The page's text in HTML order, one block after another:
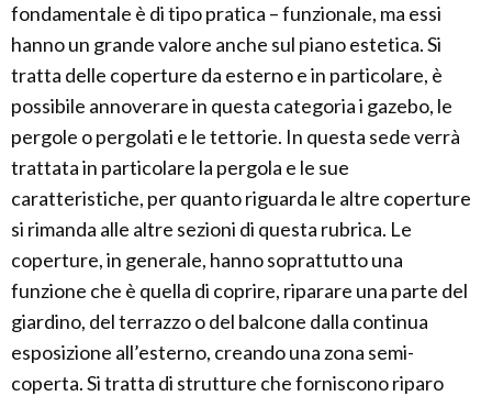
fondamentale è di tipo pratica – funzionale, ma essi
hanno un grande valore anche sul piano estetica. Si
tratta delle coperture da esterno e in particolare, è
possibile annoverare in questa categoria i gazebo, le
pergole o pergolati e le tettorie. In questa sede verrà
trattata in particolare la pergola e le sue
caratteristiche, per quanto riguarda le altre coperture
si rimanda alle altre sezioni di questa rubrica. Le
coperture, in generale, hanno soprattutto una
funzione che è quella di coprire, riparare una parte del
giardino, del terrazzo o del balcone dalla continua
esposizione all’esterno, creando una zona semi-
coperta. Si tratta di strutture che forniscono riparo